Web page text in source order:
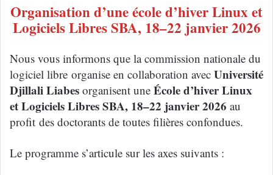
Organisation d’une école d’hiver Linux et
Logiciels Libres SBA, 18–22 janvier 2026
Nous vous informons que la commission nationale du
logiciel libre organise en collaboration avec Université
Djillali Liabes organisent une Écoled’hiver Linux
et Logiciels Libres SBA, 18–22 janvier 2026 au
profit des doctorants de toutes filières confondues.
Le programme s’articule sur les axes suivants :